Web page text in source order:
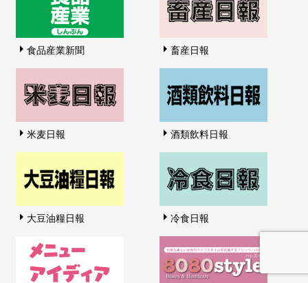
食品産業新聞 畜産日報
米麦日報 酒類飲料日報
大豆油糧日報 冷食日報